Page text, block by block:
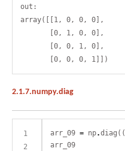
out:
array([[1, 0, 0, 0],
       [0, 1, 0, 0],
       [0, 0, 1, 0],
2.1.7.numpy.diag
arr_09 = np.diag((
arr_09